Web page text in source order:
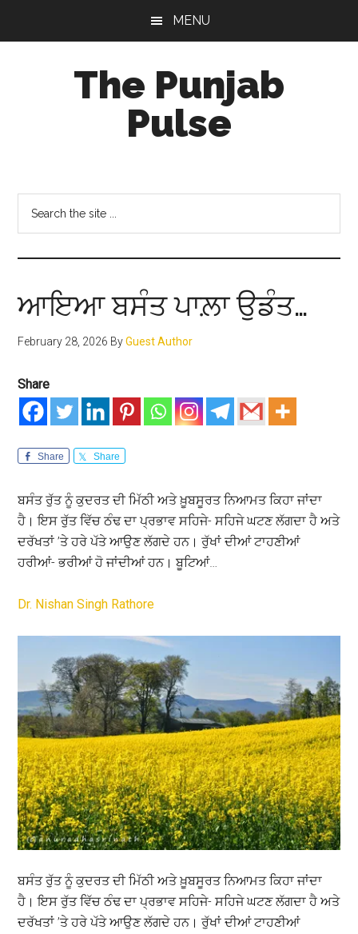
MENU
The Punjab
Pulse
Socio-
Cultural
Studies
ਆਇਆ ਬਸੰਤ ਪਾਲ਼ਾ ਉਡੰਤ…
February 28, 2026 ByGuest Author
Share
Share Share
ਬਸੰਤ ਰੁੱਤ ਨੂੰ ਕੁਦਰਤ ਦੀ ਮਿੱਠੀ ਅਤੇ ਖ਼ੂਬਸੂਰਤ ਨਿਆਮਤ ਕਿਹਾ ਜਾਂਦਾ
ਹੈ। ਇਸ ਰੁੱਤ ਵਿੱਚ ਠੰਢ ਦਾ ਪ੍ਰਭਾਵ ਸਹਿਜੇ- ਸਹਿਜੇ ਘਟਣ ਲੱਗਦਾ ਹੈ ਅਤੇ
ਦਰੱਖਤਾਂ ’ਤੇ ਹਰੇ ਪੱਤੇ ਆਉਣ ਲੱਗਦੇ ਹਨ। ਰੁੱਖਾਂ ਦੀਆਂ ਟਾਹਣੀਆਂ
ਹਰੀਆਂ- ਭਰੀਆਂ ਹੋ ਜਾਂਦੀਆਂ ਹਨ। ਬੂਟਿਆਂ…
Dr. Nishan Singh Rathore
ਬਸੰਤ ਰੁੱਤ ਨੂੰ ਕੁਦਰਤ ਦੀ ਮਿੱਠੀ ਅਤੇ ਖ਼ੂਬਸੂਰਤ ਨਿਆਮਤ ਕਿਹਾ ਜਾਂਦਾ
ਹੈ। ਇਸ ਰੁੱਤ ਵਿੱਚ ਠੰਢ ਦਾ ਪ੍ਰਭਾਵ ਸਹਿਜੇ- ਸਹਿਜੇ ਘਟਣ ਲੱਗਦਾ ਹੈ ਅਤੇ
ਦਰੱਖਤਾਂ ’ਤੇ ਹਰੇ ਪੱਤੇ ਆਉਣ ਲੱਗਦੇ ਹਨ। ਰੁੱਖਾਂ ਦੀਆਂ ਟਾਹਣੀਆਂ